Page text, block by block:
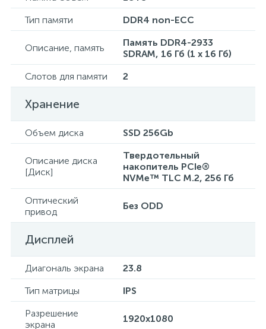
Тип памяти
DDR4 non-ECC
Описание, память
Память DDR4-2933
SDRAM, 16 Гб (1 x 16 Гб)
Слотов для памяти
2
Хранение
Объем диска SSD 256Gb
Описание диска
[Диск]
Твердотельный
накопитель PCIe®
NVMe™ TLC M.2, 256 Гб
Оптический
привод
Без ODD
Дисплей
Диагональ экрана
23.8
Тип матрицы
IPS
Разрешение
экрана
1920х1080